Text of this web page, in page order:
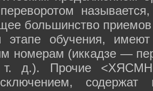
большинство
этапе обучения,
номерам (иккадзе —
т. д.). Прочие
содержат